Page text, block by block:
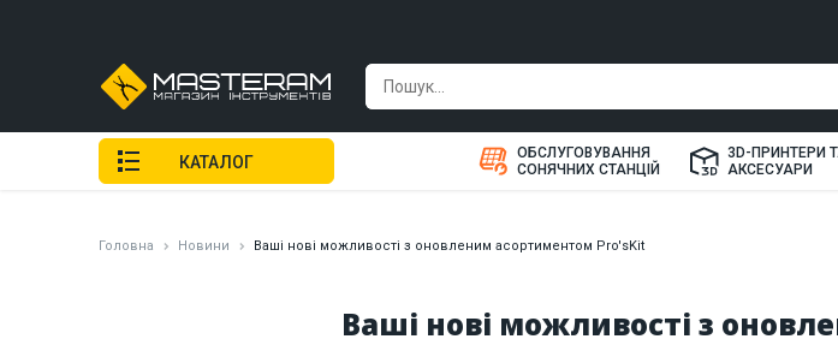
Ваші нові можливості з
Головна Новини Ваші нові можливості з оновленим асортиментом Pro'sKit
КАТАЛОГ
ОБСЛУГОВУВАННЯ
СОНЯЧНИХ СТАНЦІЙ
3D-ПРИНТЕРИ
АКСЕСУАРИ